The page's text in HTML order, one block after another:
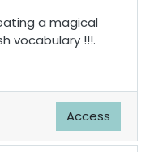
a magical
vocabulary !!!.
Access